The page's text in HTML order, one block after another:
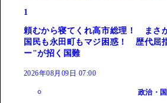
1
頼むから寝てくれ高市総理！ まさ
国民も永田町もマジ困惑！ 歴代屈
ー"が招く国難
2026年08月09日 07:00
政治・